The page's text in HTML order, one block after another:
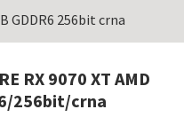
GDDR6 256bit crna
RX 9070 XT AMD
256bit/crna